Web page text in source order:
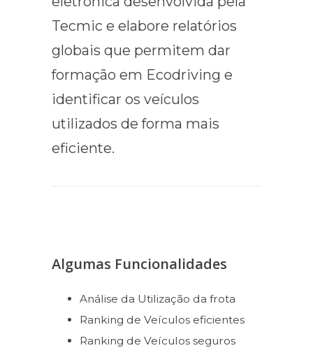
Tecmic e elabore relatórios
globais que permitem dar
formação em Ecodriving e
identificar os veículos
utilizados de forma mais
eficiente.
Algumas Funcionalidades
Análise da Utilização da frota
Ranking de Veículos eficientes
Ranking de Veículos seguros